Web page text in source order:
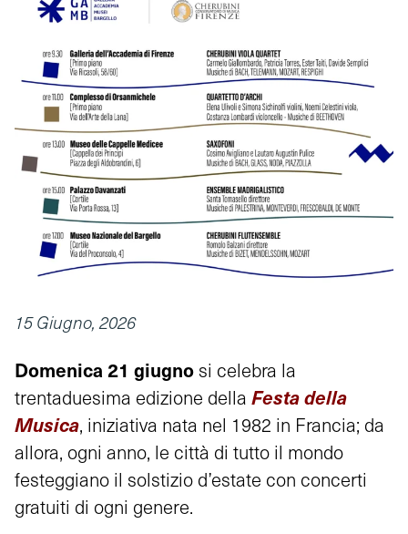
15 Giugno, 2026
Domenica 21 giugno si celebra la
trentaduesima edizione della Festa della
Musica, iniziativa nata nel 1982 in Francia; da
allora, ogni anno, le città di tutto il mondo
festeggiano il solstizio d’estate con concerti
gratuiti di ogni genere.